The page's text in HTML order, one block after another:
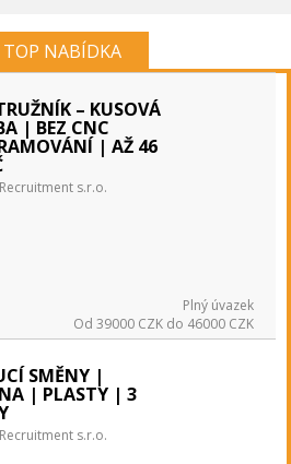
TOP NABÍDKA
– KUSOVÁ
| BEZ CNC
| AŽ 46
s.r.o.
Plný úvazek
Od 39000 CZK do 46000 CZK
SMĚNY |
| PLASTY | 3
s.r.o.